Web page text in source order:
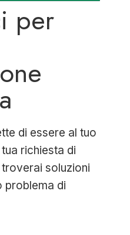
per
di essere al tuo
richiesta di
soluzioni
problema di